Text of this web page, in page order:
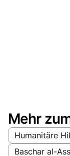
Mehr
Humanitäre
Baschar al-